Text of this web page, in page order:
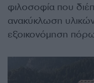
φιλοσοφία που
ανακύκλωση
εξοικονόμηση